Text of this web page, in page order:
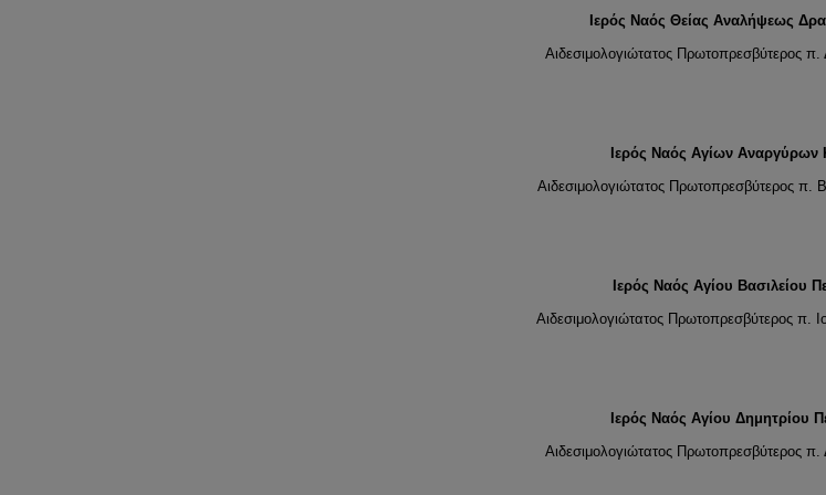
Ιερός Ναός Θείας Αναλήψεως
Αιδεσιμολογιώτατος Πρωτοπρεσβύτερος π.
Ιερός Ναός Αγίων Αναργύρων
Αιδεσιμολογιώτατος Πρωτοπρεσβύτερος π.
Ιερός Ναός Αγίου Βασιλείου
Αιδεσιμολογιώτατος Πρωτοπρεσβύτερος π.
Ιερός Ναός Αγίου Δημητρίου
Αιδεσιμολογιώτατος Πρωτοπρεσβύτερος π.